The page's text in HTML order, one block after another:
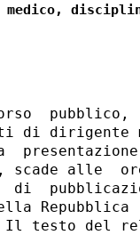
medico,
pubblico,
di
scade alle
di
Il testo del